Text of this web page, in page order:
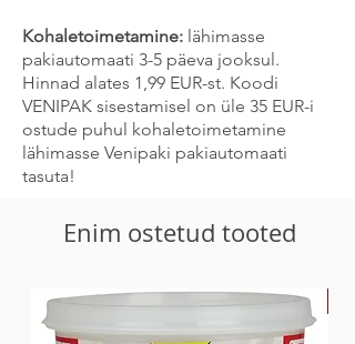
Kohaletoimetamine: lähimasse
pakiautomaati 3-5 päeva jooksul.
Hinnad alates 1,99 EUR-st. Koodi
VENIPAK sisestamisel on üle 35 EUR-i
ostude puhul kohaletoimetamine
lähimasse Venipaki pakiautomaati
tasuta!
Enim ostetud tooted